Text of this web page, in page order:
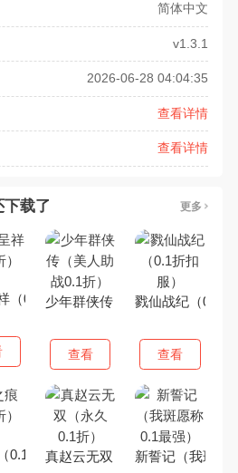
简体中文
v1.3.1
2026-06-28 04:04:35
查看详情
查看详情
载了 更多
（0.1折）少年群侠传（美人助战0.1折）
查看
戮仙战纪（0.1
查看
）
0.1折）真赵云无双（永久0.1折）
新誓记（我斑愿